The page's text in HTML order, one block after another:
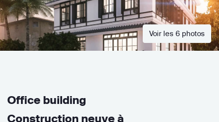
Voir les 6 photos
Office building
Construction neuve à